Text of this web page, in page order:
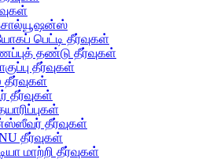
சொல்யூஷன்ஸ்
பெட்டி தீர்வுகள்
தண்டு தீர்வுகள்
தீர்வுகள்
தீர்வுகள்
தீர்வுகள்
தீர்வுகள்
தீர்வுகள்
மாற்றி தீர்வுகள்